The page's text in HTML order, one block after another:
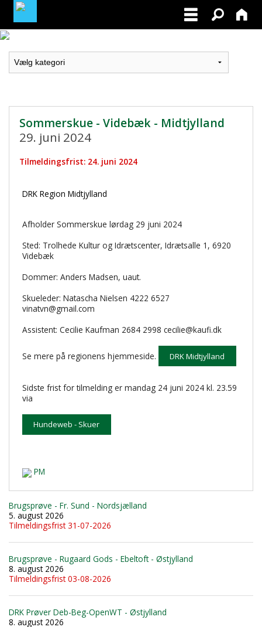
LOGIN / PROFIL
Sommerskue - Videbæk - Midtjylland
29. juni 2024
Tilmeldingsfrist: 24. juni 2024
DRK Region Midtjylland
Afholder Sommerskue lørdag 29 juni 2024
Sted: Trolhede Kultur og Idrætscenter, Idrætsalle 1, 6920
Videbæk
Dommer: Anders Madsen, uaut.
Skueleder: Natascha Nielsen 4222 6527
vinatvn@gmail.com
Assistent: Cecilie Kaufman 2684 2998 cecilie@kaufi.dk
Se mere på regionens hjemmeside. DRK Midtjylland
Sidste frist for tilmelding er mandag 24 juni 2024 kl. 23.59
via
Hundeweb - Skuer
PM
Brugsprøve - Fr. Sund - Nordsjælland
5. august 2026
Tilmeldingsfrist 31-07-2026
Brugsprøve - Rugaard Gods - Ebeltoft - Østjylland
8. august 2026
Tilmeldingsfrist 03-08-2026
DRK Prøver Deb-Beg-OpenWT - Østjylland
8. august 2026